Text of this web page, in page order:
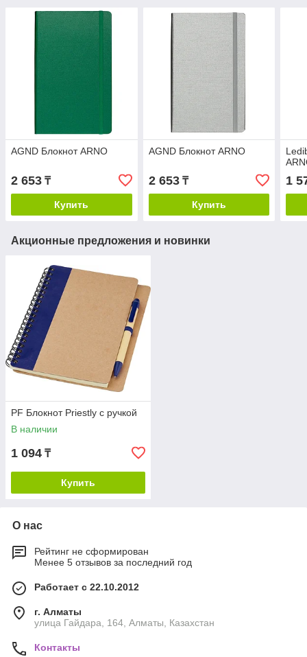
AGND Блокнот ARNO
2 653 ₸
Купить
AGND Блокнот ARNO
2 653₸
Купить
1
Акционные предложения и новинки
PF Блокнот Priestly с ручкой
В наличии
1 094 ₸
Купить
О нас
Рейтинг не сформирован
Менее 5 отзывов за последний год
Работает с 22.10.2012
г. Алматы
улица Гайдара, 164, Алматы, Казахстан
Контакты